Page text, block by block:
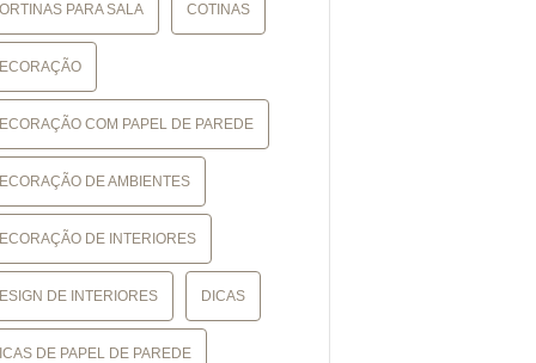
PARA SALA COTINAS
COM PAPEL DE PAREDE
DE AMBIENTES
DE INTERIORES
DE INTERIORES DICAS
DE PAPEL DE PAREDE